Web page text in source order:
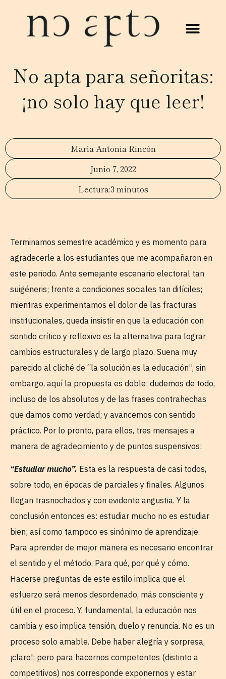
No apta para señoritas:
¡no solo hay que leer!
María Antonia Rincón
Junio 7, 2022
3 minutos
Terminamos semestre académico y es momento para
agradecerle a los estudiantes que me acompañaron en
este periodo. Ante semejante escenario electoral tan
suigéneris; frente a condiciones sociales tan difíciles;
mientras experimentamos el dolor de las fracturas
institucionales, queda insistir en que la educación con
sentido crítico y reflexivo es la alternativa para lograr
cambios estructurales y de largo plazo. Suena muy
parecido al cliché de “la solución es la educación”, sin
embargo, aquí la propuesta es doble: dudemos de todo,
incluso de los absolutos y de las frases contrahechas
que damos como verdad; y avancemos con sentido
práctico. Por lo pronto, para ellos, tres mensajes a
manera de agradecimiento y de puntos suspensivos:
“Estudiar mucho”. Esta es la respuesta de casi todos,
sobre todo, en épocas de parciales y finales. Algunos
llegan trasnochados y con evidente angustia. Y la
conclusión entonces es: estudiar mucho no es estudiar
bien; así como tampoco es sinónimo de aprendizaje.
Para aprender de mejor manera es necesario encontrar
el sentido y el método. Para qué, por qué y cómo.
Hacerse preguntas de este estilo implica que el
esfuerzo será menos desordenado, más consciente y
útil en el proceso. Y, fundamental, la educación nos
cambia y eso implica tensión, duelo y renuncia. No es un
proceso solo amable. Debe haber alegría y sorpresa,
¡claro!; pero para hacernos competentes (distinto a
competitivos) nos corresponde exponernos y estar